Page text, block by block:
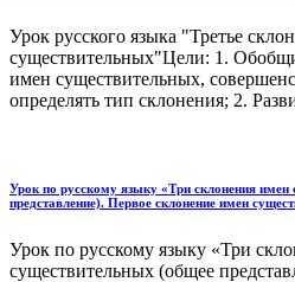
Урок русского языка "Третье
существительных"Цели: 1.
имен существительных,
определять тип склонения; 2.
Урок по русскому языку «Три склонения имен
представление). Первое склонение имен
Урок по русскому языку «Три
существительных (общее